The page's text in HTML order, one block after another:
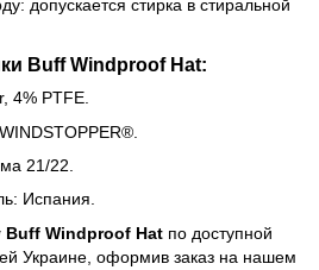
допускается стирка в стиральной
Buff Windproof Hat:
4% PTFE.
21/22.
Испания.
Buff Windproof Hat по доступной
Украине, оформив заказ на нашем